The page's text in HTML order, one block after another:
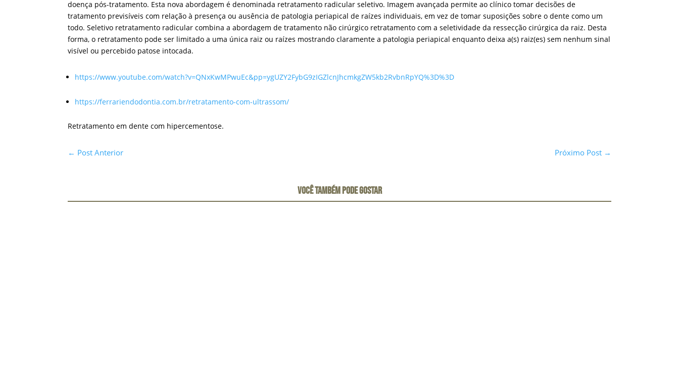
doença pós-tratamento. Esta nova abordagem é denominada retratamento radicular seletivo. Imagem avançada permite ao clínico tomar decisões de
tratamento previsíveis com relação à presença ou ausência de patologia periapical de raízes individuais, em vez de tomar suposições sobre o dente como um
todo. Seletivo retratamento radicular combina a abordagem de tratamento não cirúrgico retratamento com a seletividade da ressecção cirúrgica da raiz. Desta
forma, o retratamento pode ser limitado a uma única raiz ou raízes mostrando claramente a patologia periapical enquanto deixa a(s) raiz(es) sem nenhum sinal
visível ou percebido patose intocada.
https://www.youtube.com/watch?v=QNxKwMPwuEc&pp=ygUZY2FybG9zIGZlcnJhcmkgZW5kb2RvbnRpYQ%3D%3D
https://ferrariendodontia.com.br/retratamento-com-ultrassom/
Retratamento em dente com hipercementose.
← Post Anterior Próximo Post→
VOCÊ TAMBÉM PODE GOSTAR